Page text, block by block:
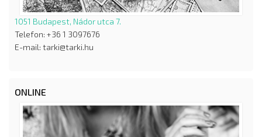
1051 Budapest, Nádor utca 7.
Telefon: +36 1 3097676
E-mail: tarki@tarki.hu
ONLINE